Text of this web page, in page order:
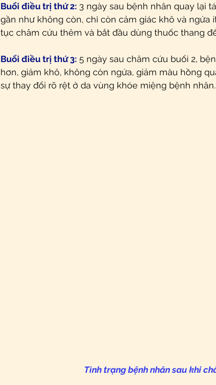
Buổi điều trị thứ 2: 3 ngày sau bệnh nhân quay lại
gần như không còn, chỉ còn cảm giác khô và ngứa
tục châm cứu thêm và bắt đầu dùng thuốc thang
Buổi điều trị thứ 3: 5 ngày sau châm cứu buổi 2,
hơn, giảm khô, không còn ngứa, giảm màu hồng
sự thay đổi rõ rệt ở da vùng khóe miệng bệnh nhân.
Tình trạng bệnh nhân sau khi